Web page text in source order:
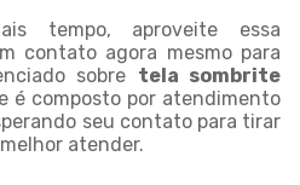
tempo, aproveite essa
contato agora mesmo para
sobre tela sombrite
é composto por atendimento
seu contato para tirar
atender.